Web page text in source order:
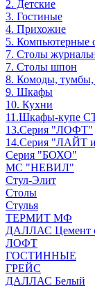
2. Детские
3. Гостиные
4. Прихожие
5. Компьютерные
7. Столы
7. Столы шпон
8. Комоды, тумбы,
9. Шкафы
10. Кухни
11.Шкафы-купе
13.Серия "ЛОФТ"
14.Серия
Серия "БОХО"
МС "НЕВИЛ"
Стул-Элит
Столы
Стулья
ТЕРМИТ МФ
ДАЛЛАС Цемент
ЛОФТ
ГОСТИННЫЕ
ГРЕЙС
ДАЛЛАС Белый